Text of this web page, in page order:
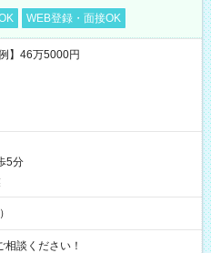
WEB登録・面接OK
】46万5000円
5分
談ください！